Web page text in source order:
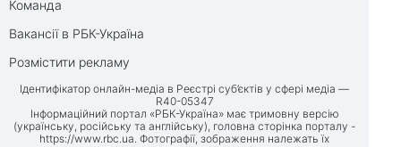
Команда
Вакансії в РБК-Україна
Розмістити рекламу
Ідентифікатор онлайн-медіа в Реєстрі суб’єктів у сфері медіа —
R40-05347
Інформаційний портал «РБК-Україна» має тримовну версію
(українську, російську та англійську), головна сторінка порталу -
https://www.rbc.ua. Фотографії, зображення належать їх